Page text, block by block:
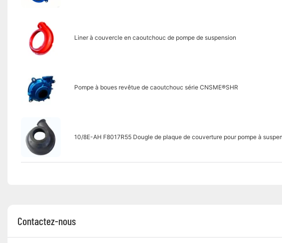
Liner à couvercle en caoutchouc de pompe de suspension
Pompe à boues revêtue de caoutchouc série CNSME®SHR
10/8E-AH F8017R55 Dougle de plaque de couverture pour pompe à
Contactez-nous